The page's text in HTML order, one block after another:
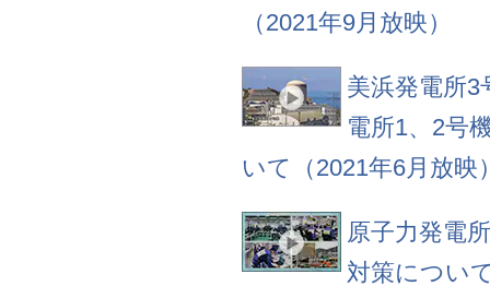
（2021年9月放映）
美浜発電所
電所1、2号
いて（2021年6月放映
原子力発電
対策につい